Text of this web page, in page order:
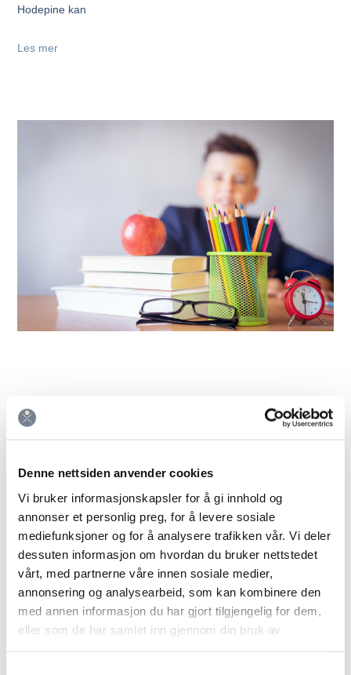
Denne nettsiden anvender cookies
Vi bruker informasjonskapsler for å gi innhold og
annonser et personlig preg, for å levere sosiale
mediefunksjoner og for å analysere trafikken vår. Vi deler
dessuten informasjon om hvordan du bruker nettstedet
vårt, med partnerne våre innen sosiale medier,
annonsering og analysearbeid, som kan kombinere den
med annen informasjon du har gjort tilgjengelig for dem,
eller som de har samlet inn gjennom din bruk av
Hodepine kan
Les mer
Synsproblemer og hodepine: Sammenhenger og
riktig oppfølging.